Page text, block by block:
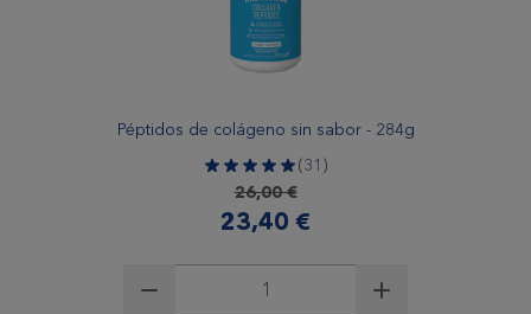
Péptidos de colágeno sin sabor - 284g
(31)
Precio habitual
26,00 €
Precio especial
23,40 €